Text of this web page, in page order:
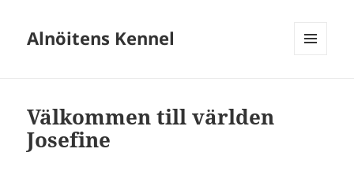
Alnöitens Kennel
Välkommen till världen
Josefine